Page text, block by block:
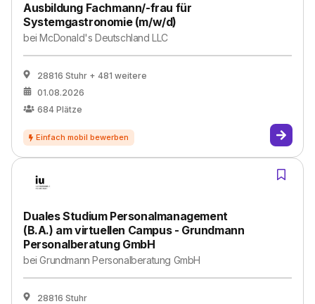
Ausbildung Fachmann/-frau für
Systemgastronomie (m/w/d)
beiMcDonald's Deutschland LLC
28816 Stuhr + 481 weitere
01.08.2026
684 Plätze
Duales Studium Personalmanagement
(B.A.) am virtuellen Campus - Grundmann
Personalberatung GmbH
beiGrundmann Personalberatung GmbH
28816 Stuhr